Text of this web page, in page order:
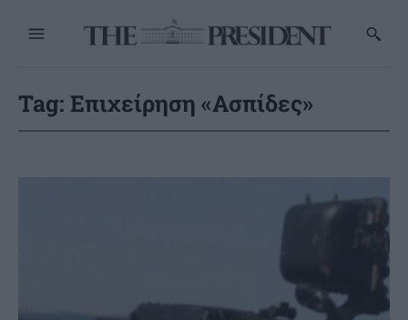
Tag: Επιχείρηση «Ασπίδες»